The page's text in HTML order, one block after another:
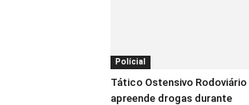
Polícial
Tático Ostensivo Rodoviário
apreende drogas durante